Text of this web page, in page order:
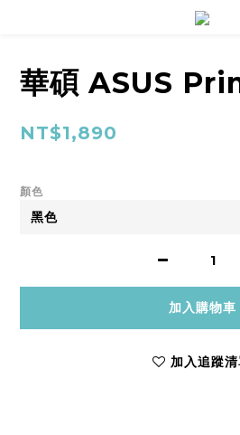
華碩 ASUS
NT$1,890
顏色
加入購物車
加入追蹤